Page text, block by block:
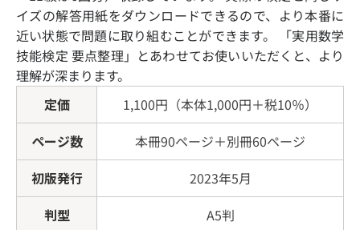
イズの解答用紙をダウンロードできるので、より本番に
近い状態で問題に取り組むことができます。 「実用数学
技能検定 要点整理」とあわせてお使いいただくと、より
理解が深まります。
定価
1,100円（本体1,000円＋税10％）
ページ数
本冊90ページ＋別冊60ページ
初版発行
2023年5月
判型
A5判